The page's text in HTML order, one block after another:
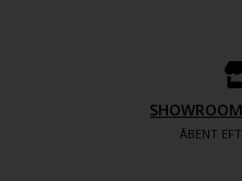
ÅBENT